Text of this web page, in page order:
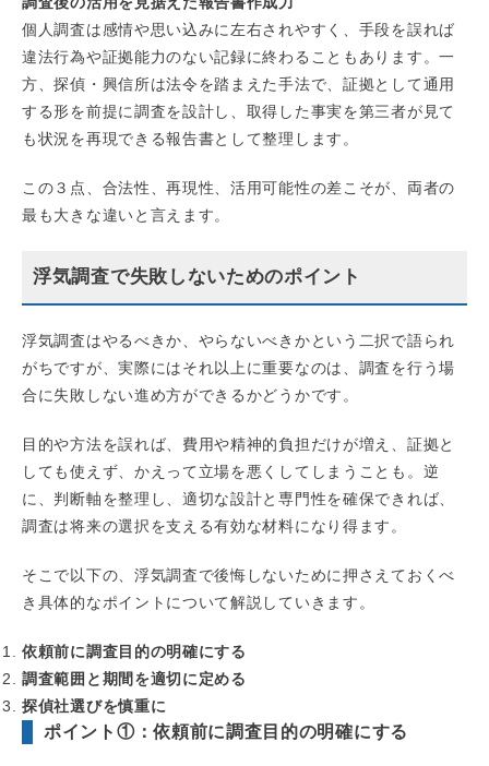
個人調査は感情や思い込みに左右されやすく、手段を誤れば
違法行為や証拠能力のない記録に終わることもあります。一
方、探偵・興信所は法令を踏まえた手法で、証拠として通用
する形を前提に調査を設計し、取得した事実を第三者が見て
も状況を再現できる報告書として整理します。
この３点、合法性、再現性、活用可能性の差こそが、両者の
最も大きな違いと言えます。
浮気調査で失敗しないためのポイント
浮気調査はやるべきか、やらないべきかという二択で語られ
がちですが、実際にはそれ以上に重要なのは、調査を行う場
合に失敗しない進め方ができるかどうかです。
目的や方法を誤れば、費用や精神的負担だけが増え、証拠と
しても使えず、かえって立場を悪くしてしまうことも。逆
に、判断軸を整理し、適切な設計と専門性を確保できれば、
調査は将来の選択を支える有効な材料になり得ます。
そこで以下の、浮気調査で後悔しないために押さえておくべ
き具体的なポイントについて解説していきます。
依頼前に調査目的の明確にする
調査範囲と期間を適切に定める
探偵社選びを慎重に
ポイント①：依頼前に調査目的の明確にする